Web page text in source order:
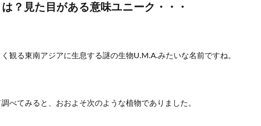
？見た目がある意味ユニーク・・・
観る東南アジアに生息する謎の生物U.M.A.みたいな名前ですね。
べてみると、おおよそ次のような植物でありました。